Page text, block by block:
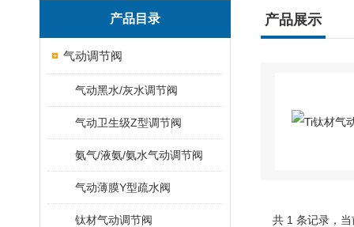
产品目录
气动调节阀
气动黑水/灰水调节阀
气动卫生级Z型调节阀
氨气/液氨/氨水气动调节阀
气动薄膜Y型疏水阀
钛材气动调节阀
产品展示
共 1 条记录，